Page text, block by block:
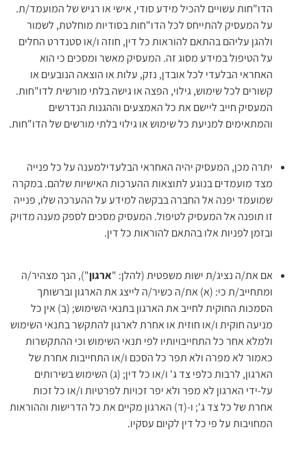
הדו"חות עשויים להכיל מידע סודי, אישי או רגיש של המועמד/ת.
על המעסיק להתייחס לכל הדו"חות בסודיות מוחלטת, לשמור
ולהגן עליהם בהתאם להוראות כל דין, חוזה ו/או סטנדרט החלים
על הטיפול במידע מסוג זה. המעסיק מאשר ומסכים כי הוא
האחראי הבלעדי לכל אובדן, נזק, עלות או הוצאה הנובעים או
קשורים לכל שימוש, גילוי, הפצה או גישה בלתי מורשית לדו"חות.
המעסיק חייב ליישם את כל האמצעים וההגנות הנדרשים
והמתאימים למניעת כל שימוש או גילוי בלתי מורשים של הדו"חות.
יתרה מכן, המעסיק יהיה האחראי הבלעדילמענה על כל פנייה
מצד מועמדים בנוגע לתוצאות ההערכות האישיות שלהם. במקרה
שמועמד יפנה אל החברה בבקשה למידע על ההערכה שלו, פנייה
זו תופנה אל המעסיק לטיפול. המעסיק מסכים לספק מענה מדויק
ובזמן לפניות אלו בהתאם להוראות כל דין.
אם את/ה נציג/ת ישות משפטית (להלן: "ארגון"), הנך מצהיר/ה
ומתחייב/ת כי: (א) את/ה כשיר/ה לייצג את הארגון וברשותך
הסמכות החוקית לחייב את הארגון בתנאי השימוש; (ב) אין כל
מניעה חוקית ו/או חוזית או אחרת לארגון להתקשר בתנאי השימוש
ולמלא אחר כל התחייבויותיו לפי תנאי השימוש וכי ההתקשרות
כאמור לא מפרה ולא תפר כל הסכם ו/או התחייבות אחרת של
הארגון, לרבות כלפי צד ג' ו/או כל דין; (ג) השימוש בשירותים
על-ידי הארגון לא מפר ולא יפר זכויות לפרטיות ו/או כל זכות
אחרת של כל צד ג'; ו-(ד) הארגון מקיים את כל הדרישות וההוראות
המחויבות על פי כל דין לקיום עסקיו.